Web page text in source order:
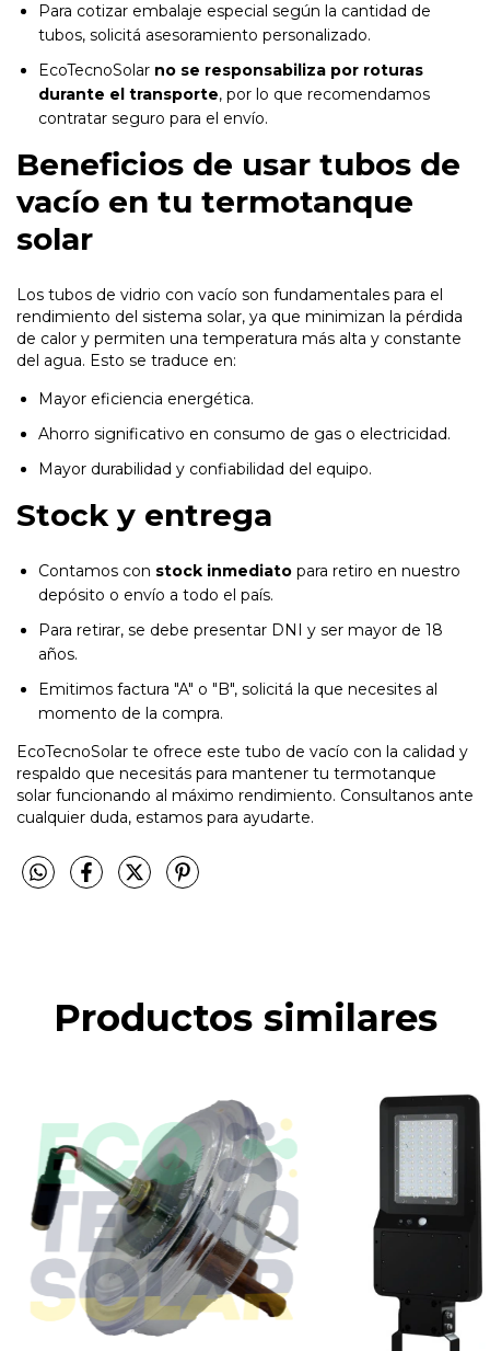
Para cotizar embalaje especial según la cantidad de
tubos, solicitá asesoramiento personalizado.
EcoTecnoSolar no se responsabiliza por roturas
durante el transporte, por lo que recomendamos
contratar seguro para el envío.
Beneficios de usar tubos de
vacío en tu termotanque
solar
Los tubos de vidrio con vacío son fundamentales para el
rendimiento del sistema solar, ya que minimizan la pérdida
de calor y permiten una temperatura más alta y constante
del agua. Esto se traduce en:
Mayor eficiencia energética.
Ahorro significativo en consumo de gas o electricidad.
Mayor durabilidad y confiabilidad del equipo.
Stock y entrega
Contamos con stock inmediato para retiro en nuestro
depósito o envío a todo el país.
Para retirar, se debe presentar DNI y ser mayor de 18
años.
Emitimos factura "A" o "B", solicitá la que necesites al
momento de la compra.
EcoTecnoSolar te ofrece este tubo de vacío con la calidad y
respaldo que necesitás para mantener tu termotanque
solar funcionando al máximo rendimiento. Consultanos ante
cualquier duda, estamos para ayudarte.
Productos similares